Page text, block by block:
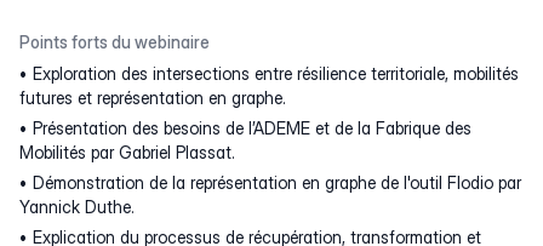
Points forts du webinaire
Exploration des intersections entre résilience territoriale, mobilités
futures et représentation en graphe.
Présentation des besoins de l’ADEME et de la Fabrique des
Mobilités par Gabriel Plassat.
Démonstration de la représentation en graphe de l'outil Flodio par
Yannick Duthe.
Explication du processus de récupération, transformation et